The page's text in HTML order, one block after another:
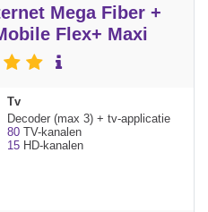
Mega Fiber +
Flex+ Maxi
Tv
Decoder (max 3) + tv-applicatie
80 TV-kanalen
15 HD-kanalen